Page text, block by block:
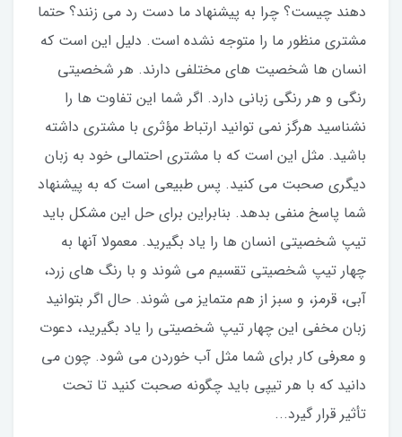
دهند چیست؟ چرا به پیشنهاد ما دست رد می زنند؟ حتما
مشتری منظور ما را متوجه نشده است. دلیل این است که
انسان ها شخصیت های مختلفی دارند. هر شخصیتی
رنگی و هر رنگی زبانی دارد. اگر شما این تفاوت ها را
نشناسید هرگز نمی توانید ارتباط مؤثری با مشتری داشته
باشید. مثل این است که با مشتری احتمالی خود به زبان
دیگری صحبت می کنید. پس طبیعی است که به پیشنهاد
شما پاسخ منفی بدهد. بنابراین برای حل این مشکل باید
تیپ شخصیتی انسان ها را یاد بگیرید. معمولا آنها به
چهار تیپ شخصیتی تقسیم می شوند و با رنگ های زرد،
آبی، قرمز، و سبز از هم متمایز می شوند. حال اگر بتوانید
زبان مخفی این چهار تیپ شخصیتی را یاد بگیرید، دعوت
و معرفی کار برای شما مثل آب خوردن می شود. چون می
دانید که با هر تیپی باید چگونه صحبت کنید تا تحت
تأثیر قرار گیرد...